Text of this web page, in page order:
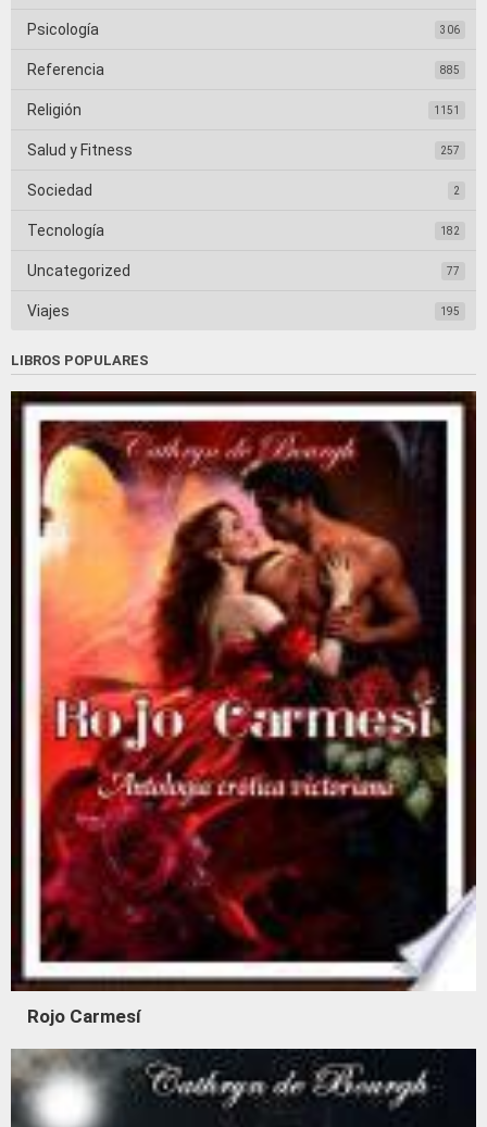
Psicología 306
Referencia 885
Religión 1151
Salud y Fitness 257
Sociedad 2
Tecnología 182
Uncategorized 77
Viajes 195
LIBROS POPULARES
Rojo Carmesí